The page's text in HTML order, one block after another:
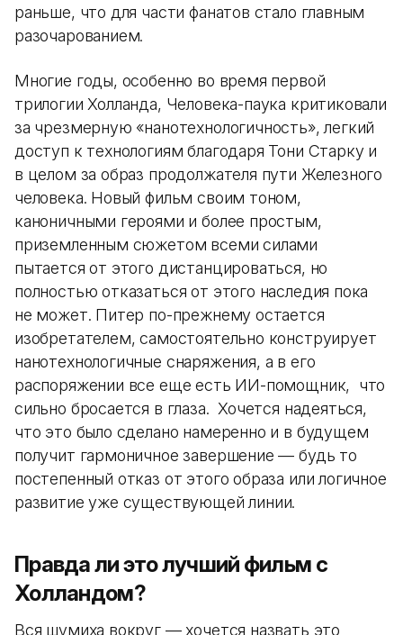
раньше, что для части фанатов стало главным
разочарованием.
Многие годы, особенно во время первой
трилогии Холланда, Человека-паука критиковали
за чрезмерную «нанотехнологичность», легкий
доступ к технологиям благодаря Тони Старку и
в целом за образ продолжателя пути Железного
человека. Новый фильм своим тоном,
каноничными героями и более простым,
приземленным сюжетом всеми силами
пытается от этого дистанцироваться, но
полностью отказаться от этого наследия пока
не может. Питер по-прежнему остается
изобретателем, самостоятельно конструирует
нанотехнологичные снаряжения, а в его
распоряжении все еще есть ИИ-помощник, что
сильно бросается в глаза. Хочется надеяться,
что это было сделано намеренно и в будущем
получит гармоничное завершение — будь то
постепенный отказ от этого образа или логичное
развитие уже существующей линии.
Правда ли это лучший фильм с
Холландом?
Вся шумиха вокруг — хочется назвать это